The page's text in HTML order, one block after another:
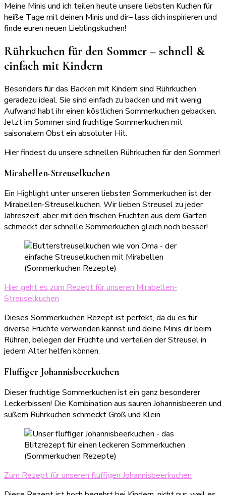
Meine Minis und ich teilen heute unsere liebsten Kuchen für
heiße Tage mit deinen Minis und dir– lass dich inspirieren und
finde euren neuen Lieblingskuchen!
Rührkuchen für den Sommer – schnell &
einfach mit Kindern
Besonders für das Backen mit Kindern sind Rührkuchen
geradezu ideal. Sie sind einfach zu backen und mit wenig
Aufwand habt ihr einen köstlichen Sommerkuchen gebacken.
Jetzt im Sommer sind fruchtige Sommerkuchen mit
saisonalem Obst ein absoluter Hit.
Hier findest du unsere schnellen Rührkuchen für den Sommer!
Mirabellen-Streuselkuchen
Ein Highlight unter unseren liebsten Sommerkuchen ist der
Mirabellen-Streuselkuchen. Wir lieben Streusel zu jeder
Jahreszeit, aber mit den frischen Früchten aus dem Garten
schmeckt der schnelle Sommerkuchen gleich noch besser!
Hier geht es zum Rezept für unseren Mirabellen-
Streuselkuchen
Dieses Sommerkuchen Rezept ist perfekt, da du es für
diverse Früchte verwenden kannst und deine Minis dir beim
Rühren, belegen der Früchte und verteilen der Streusel in
jedem Alter helfen können.
Fluffiger Johannisbeerkuchen
Dieser fruchtige Sommerkuchen ist ein ganz besonderer
Leckerbissen! Die Kombination aus sauren Johannisbeeren und
süßem Rührkuchen schmeckt Groß und Klein.
Zum Rezept für unseren fluffigen Johannisbeerkuchen